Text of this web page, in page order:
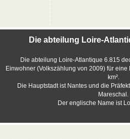
Die abteilung Loire-
Die abteilung Loire-Atlantique 6.815
Einwohner (Volkszählung von 2009) für
km².
Die Hauptstadt ist Nantes und die
Mareschal.
Der englische Name ist